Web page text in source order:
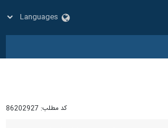
کد مطلب: 86202927